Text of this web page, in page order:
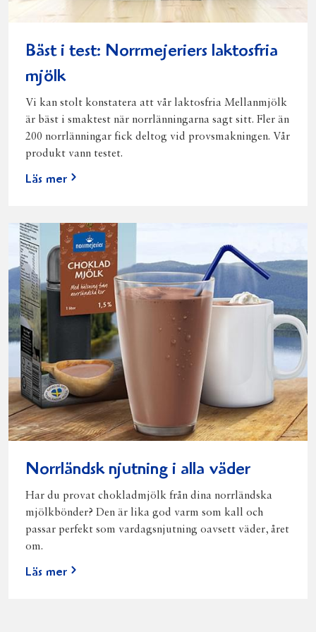
Bäst i test: Norrmejeriers laktosfria
mjölk
Vi kan stolt konstatera att vår laktosfria Mellanmjölk
är bäst i smaktest när norrlänningarna sagt sitt. Fler än
200 norrlänningar fick deltog vid provsmakningen. Vår
produkt vann testet.
Läs mer
Norrländsk njutning i alla väder
Har du provat chokladmjölk från dina norrländska
mjölkbönder? Den är lika god varm som kall och
passar perfekt som vardagsnjutning oavsett väder, året
om.
Läs mer